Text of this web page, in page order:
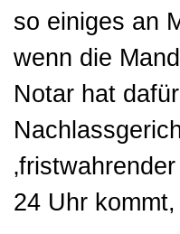
so einiges an
wenn die
Notar hat
24 Uhr